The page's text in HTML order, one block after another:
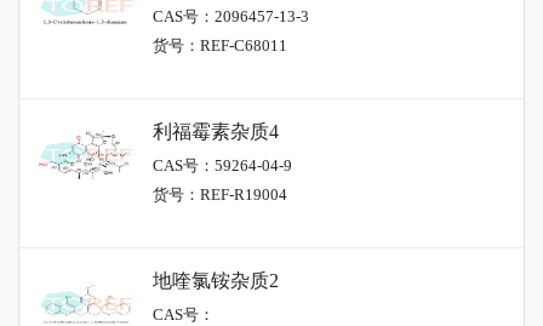
CAS号：2096457-13-3
货号：REF-C68011
利福霉素杂质4
CAS号：59264-04-9
货号：REF-R19004
地喹氯铵杂质2
CAS号：